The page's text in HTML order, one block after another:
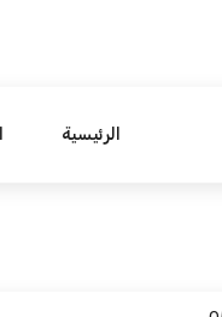
الرئيسية